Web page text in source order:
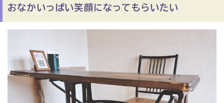
おなかいっぱい笑顔になってもらいたい